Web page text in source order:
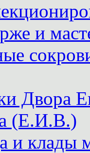
и
(Е.И.В.)
и клады